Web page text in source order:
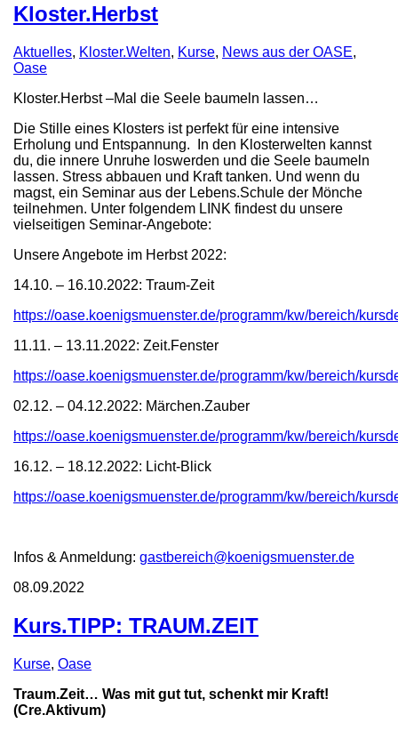
Kloster.Herbst
Aktuelles, Kloster.Welten, Kurse, News aus der OASE,
Oase
Kloster.Herbst –Mal die Seele baumeln lassen…
Die Stille eines Klosters ist perfekt für eine intensive
Erholung und Entspannung. In den Klosterwelten kannst
du, die innere Unruhe loswerden und die Seele baumeln
lassen. Stress abbauen und Kraft tanken. Und wenn du
magst, ein Seminar aus der Lebens.Schule der Mönche
teilnehmen. Unter folgendem LINK findest du unsere
vielseitigen Seminar-Angebote:
Unsere Angebote im Herbst 2022:
14.10. – 16.10.2022: Traum-Zeit
https://oase.koenigsmuenster.de/programm/kw/bereich/
11.11. – 13.11.2022: Zeit.Fenster
https://oase.koenigsmuenster.de/programm/kw/bereich/
02.12. – 04.12.2022: Märchen.Zauber
https://oase.koenigsmuenster.de/programm/kw/bereich/
16.12. – 18.12.2022: Licht-Blick
https://oase.koenigsmuenster.de/programm/kw/bereich/
Infos & Anmeldung: gastbereich@koenigsmuenster.de
08.09.2022
Kurs.TIPP: TRAUM.ZEIT
Kurse, Oase
Traum.Zeit… Was mit gut tut, schenkt mir Kraft!
(Cre.Aktivum)